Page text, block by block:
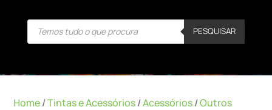
Products
search PESQUISAR
Home/Tintas e Acessórios/Acessórios/Outros